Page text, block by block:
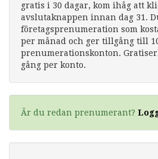
gratis i 30 dagar, kom ihåg att
avslutaknappen innan dag 31.
företagsprenumeration som
per månad och ger tillgång till
prenumerationskonton.
gång per konto.
Är du redan prenumerant?